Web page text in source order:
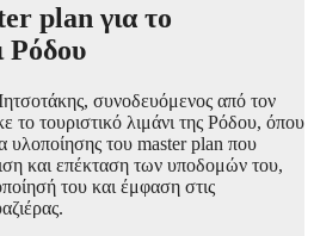
plan για το
Ρόδου
συνοδευόμενος από τον
το τουριστικό λιμάνι της Ρόδου, όπου
υλοποίησης του master plan που
και επέκταση των υποδομών του,
του και έμφαση στις